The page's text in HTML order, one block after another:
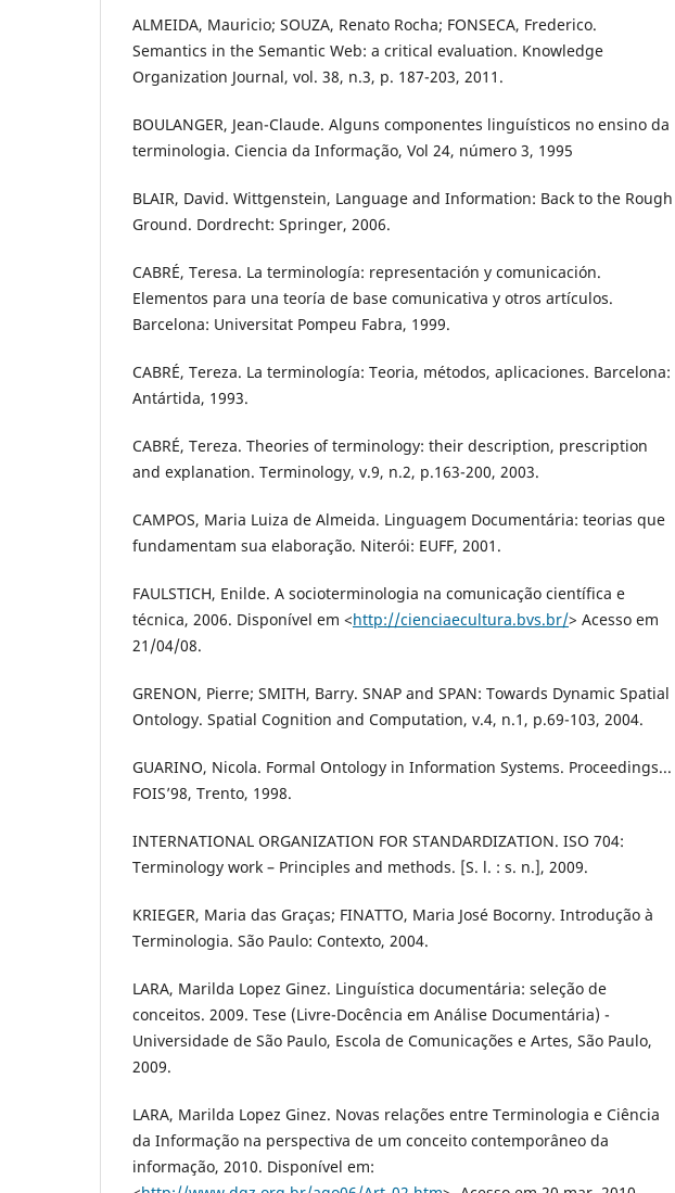
ALMEIDA, Mauricio; SOUZA, Renato Rocha; FONSECA, Frederico.
Semantics in the Semantic Web: a critical evaluation. Knowledge
Organization Journal, vol. 38, n.3, p. 187-203, 2011.
BOULANGER, Jean-Claude. Alguns componentes linguísticos no ensino da
terminologia. Ciencia da Informação, Vol 24, número 3, 1995
BLAIR, David. Wittgenstein, Language and Information: Back to the Rough
Ground. Dordrecht: Springer, 2006.
CABRÉ, Teresa. La terminología: representación y comunicación.
Elementos para una teoría de base comunicativa y otros artículos.
Barcelona: Universitat Pompeu Fabra, 1999.
CABRÉ, Tereza. La terminología: Teoria, métodos, aplicaciones. Barcelona:
Antártida, 1993.
CABRÉ, Tereza. Theories of terminology: their description, prescription
and explanation. Terminology, v.9, n.2, p.163-200, 2003.
CAMPOS, Maria Luiza de Almeida. Linguagem Documentária: teorias que
fundamentam sua elaboração. Niterói: EUFF, 2001.
FAULSTICH, Enilde. A socioterminologia na comunicação científica e
técnica, 2006. Disponível em <http://cienciaecultura.bvs.br/> Acesso em
21/04/08.
GRENON, Pierre; SMITH, Barry. SNAP and SPAN: Towards Dynamic Spatial
Ontology. Spatial Cognition and Computation, v.4, n.1, p.69-103, 2004.
GUARINO, Nicola. Formal Ontology in Information Systems. Proceedings...
FOIS’98, Trento, 1998.
INTERNATIONAL ORGANIZATION FOR STANDARDIZATION. ISO 704:
Terminology work – Principles and methods. [S. l. : s. n.], 2009.
KRIEGER, Maria das Graças; FINATTO, Maria José Bocorny. Introdução à
Terminologia. São Paulo: Contexto, 2004.
LARA, Marilda Lopez Ginez. Linguística documentária: seleção de
conceitos. 2009. Tese (Livre-Docência em Análise Documentária) -
Universidade de São Paulo, Escola de Comunicações e Artes, São Paulo,
2009.
LARA, Marilda Lopez Ginez. Novas relações entre Terminologia e Ciência
da Informação na perspectiva de um conceito contemporâneo da
informação, 2010. Disponível em: